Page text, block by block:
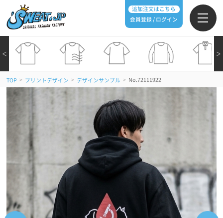
追加注文はこちら
会員登録 / ログイン
＞
＜
TOP > プリントデザイン > デザインサンプル > No.72111922